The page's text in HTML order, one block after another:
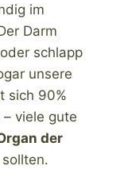
im
Darm
schlapp
unsere
sich 90%
viele gute
der